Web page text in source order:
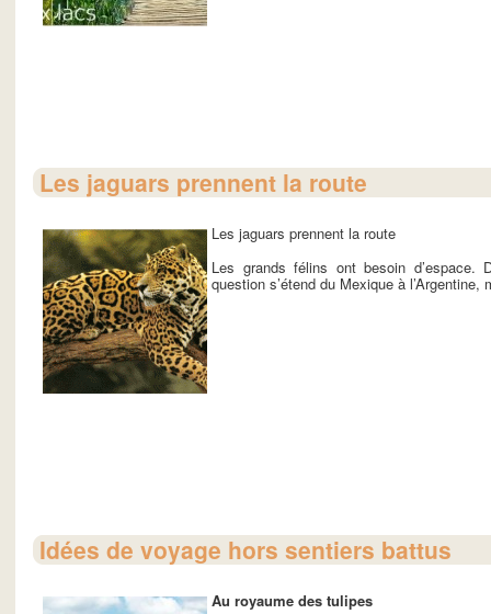
Les jaguars prennent la route
Les jaguars prennent la route
Les grands félins ont besoin
question s’étend du Mexique à
Idées de voyage hors sentiers battus
Au royaume des tulipes